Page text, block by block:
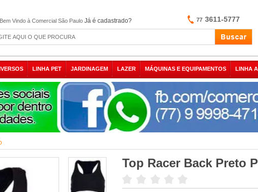
Vindo à Comercial São Paulo Já é cadastrado? 77 3611-5777
LINHA PET JARDINAGEM LAZER MÁQUINAS E EQUIPAMENTOS LINHA
Top Racer Back Preto